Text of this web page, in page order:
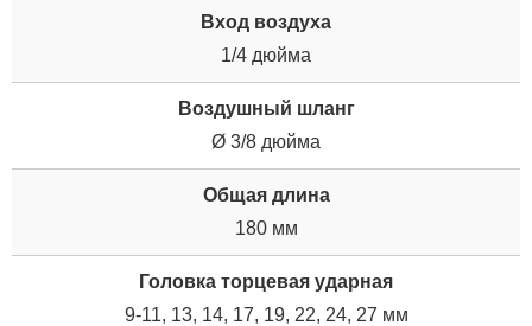
Вход воздуха
1/4 дюйма
Воздушный шланг
Ø 3/8 дюйма
Общая длина
180 мм
Головка торцевая ударная
9-11, 13, 14, 17, 19, 22, 24, 27 мм